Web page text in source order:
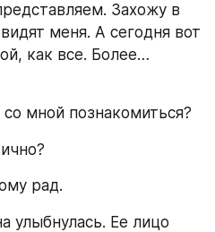
Захожу в
меня. А сегодня вот
как все. Более…
мной познакомиться?
рад.
улыбнулась. Ее лицо